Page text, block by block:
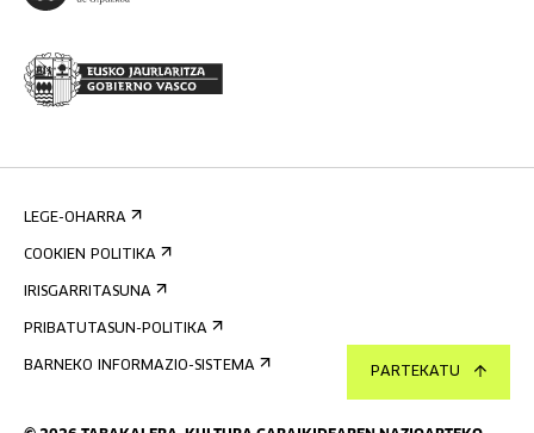
PARTEKATU
LEGE-OHARRA
COOKIEN POLITIKA
IRISGARRITASUNA
PRIBATUTASUN-POLITIKA
BARNEKO INFORMAZIO-SISTEMA